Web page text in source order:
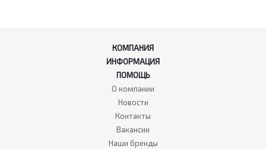
КОМПАНИЯ
ИНФОРМАЦИЯ
ПОМОЩЬ
О компании
Новости
Контакты
Вакансии
Наши бренды